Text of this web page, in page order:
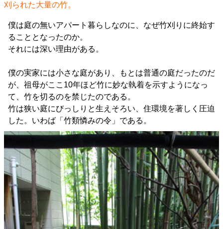
刈られた大量の竹。
僕は庭の無いアパート暮らしなのに、なぜ竹刈りに終始す
ることとなったのか。
それには深い理由がある。
僕の実家には小さな庭があり、もとは普通の庭だったのだ
が、祖母がここ10年ほど竹に妙な執着を示すようになっ
て、竹を切るのを禁じたのである。
竹は狭い庭にびっしりと生えそろい、住環境を著しく圧迫
した。いわば「竹類憐みの令」である。